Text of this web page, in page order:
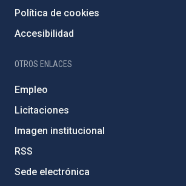
Política de cookies
Accesibilidad
OTROS ENLACES
Empleo
Licitaciones
Imagen institucional
RSS
Sede electrónica